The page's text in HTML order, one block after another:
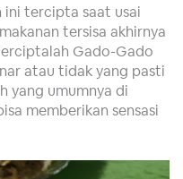
ini tercipta saat usai
tersisa akhirnya
Gado-Gado
atau tidak yang pasti
yang umumnya di
memberikan sensasi